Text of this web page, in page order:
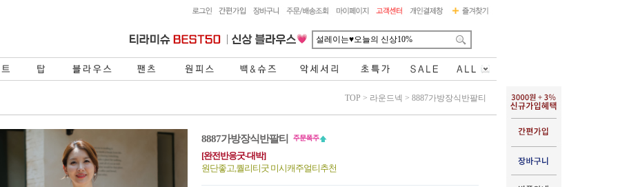
TOP > 라운드넥 > 8887가방장식반팔티
8887가방장식반팔티
[완전반응굿-대박]
원단좋고,퀄리티굿 미시캐주얼티추천